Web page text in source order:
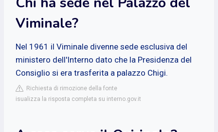
Viminale?
Nel 1961 il Viminale divenne sede esclusiva del
ministero dell'Interno dato che la Presidenza del
Consiglio si era trasferita a palazzo Chigi.
Richiesta di rimozione della fonte
isualizza la risposta completa su interno.gov.it